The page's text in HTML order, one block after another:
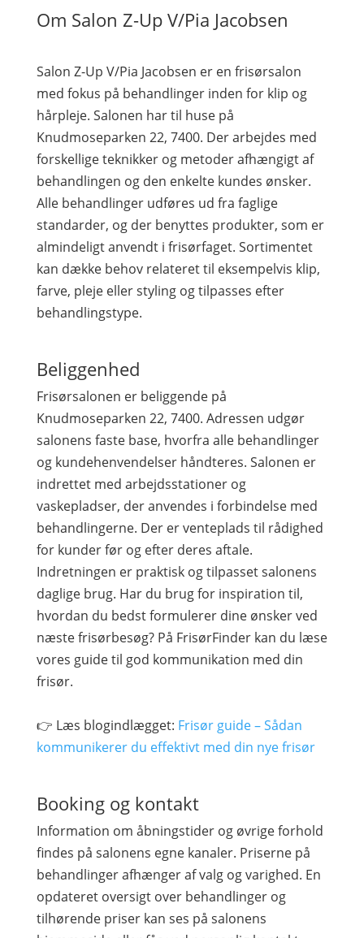
Om Salon Z-Up V/Pia Jacobsen
Salon Z-Up V/Pia Jacobsen er en frisørsalon
med fokus på behandlinger inden for klip og
hårpleje. Salonen har til huse på
Knudmoseparken 22, 7400. Der arbejdes med
forskellige teknikker og metoder afhængigt af
behandlingen og den enkelte kundes ønsker.
Alle behandlinger udføres ud fra faglige
standarder, og der benyttes produkter, som er
almindeligt anvendt i frisørfaget. Sortimentet
kan dække behov relateret til eksempelvis klip,
farve, pleje eller styling og tilpasses efter
behandlingstype.
Beliggenhed
Frisørsalonen er beliggende på
Knudmoseparken 22, 7400. Adressen udgør
salonens faste base, hvorfra alle behandlinger
og kundehenvendelser håndteres. Salonen er
indrettet med arbejdsstationer og
vaskepladser, der anvendes i forbindelse med
behandlingerne. Der er venteplads til rådighed
for kunder før og efter deres aftale.
Indretningen er praktisk og tilpasset salonens
daglige brug. Har du brug for inspiration til,
hvordan du bedst formulerer dine ønsker ved
næste frisørbesøg? På FrisørFinder kan du læse
vores guide til god kommunikation med din
frisør.
👉 Læs blogindlægget: Frisør guide – Sådan
kommunikerer du effektivt med din nye frisør
Booking og kontakt
Information om åbningstider og øvrige forhold
findes på salonens egne kanaler. Priserne på
behandlinger afhænger af valg og varighed. En
opdateret oversigt over behandlinger og
tilhørende priser kan ses på salonens